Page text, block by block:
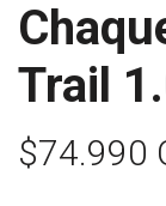
Trail
$74.990